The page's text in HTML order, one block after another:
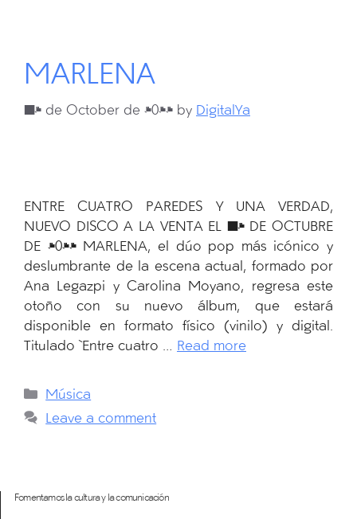
MARLENA
18 de October de 2024 by DigitalYa
ENTRE CUATRO PAREDES Y UNA VERDAD,
NUEVO DISCO A LA VENTA EL 18 DE OCTUBRE
DE 2024 MARLENA, el dúo pop más icónico y
deslumbrante de la escena actual, formado por
Ana Legazpi y Carolina Moyano, regresa este
otoño con su nuevo álbum, que estará
disponible en formato físico (vinilo) y digital.
Titulado `Entre cuatro … Read more
Categories
Música
Leave a comment
Fomentamos la cultura y la comunicación